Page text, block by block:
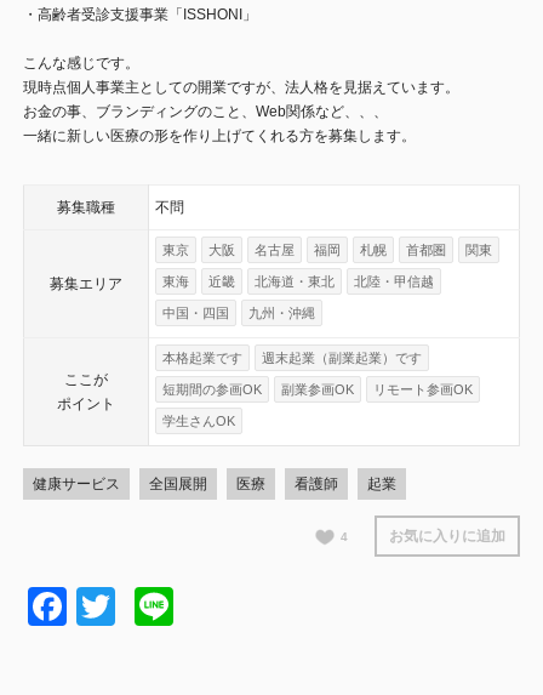
・高齢者受診支援事業「ISSHONI」
こんな感じです。
現時点個人事業主としての開業ですが、法人格を見据えています。
お金の事、ブランディングのこと、Web関係など、、、
一緒に新しい医療の形を作り上げてくれる方を募集します。
募集職種 不問
募集エリア
東京 大阪 名古屋 福岡 札幌 首都圏 関東
東海 近畿 北海道・東北 北陸・甲信越
中国・四国 九州・沖縄
ここが
ポイント
本格起業です 週末起業（副業起業）です
短期間の参画OK 副業参画OK リモート参画OK
学生さんOK
健康サービス 全国展開 医療 看護師 起業
4 お気に入りに追加
Facebook
Twitter